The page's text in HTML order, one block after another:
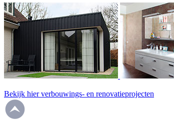
Bekijk hier verbouwings- en renovatieprojecten